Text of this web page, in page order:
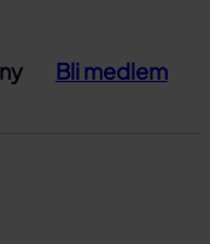
Bli medlem